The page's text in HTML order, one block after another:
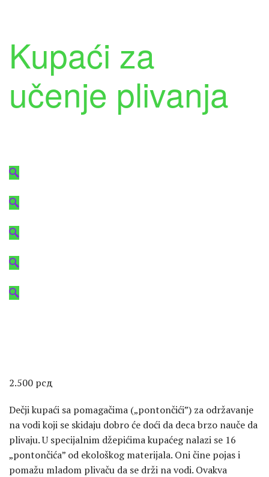
Kupaći za
učenje plivanja
2.500 рсд
Dečji kupaći sa pomagačima („pontončići”) za održavanje
na vodi koji se skidaju dobro će doći da deca brzo nauče da
plivaju. U specijalnim džepićima kupaćeg nalazi se 16
„pontončića” od ekološkog materijala. Oni čine pojas i
pomažu mladom plivaču da se drži na vodi. Ovakva